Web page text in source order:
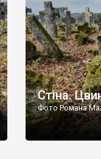
Стіна.
Фото Романа